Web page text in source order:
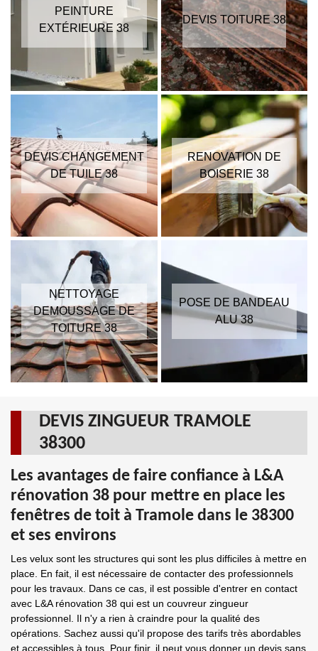
PEINTURE
EXTÉRIEURE 38
DEVIS TOITURE 38
DEVIS CHANGEMENT
DE TUILE 38
RENOVATION DE
BOISERIE 38
NETTOYAGE
DEMOUSSAGE DE
TOITURE 38
POSE DE BANDEAU
ALU 38
DEVIS ZINGUEUR TRAMOLE
38300
Les avantages de faire confiance à L&A
rénovation 38 pour mettre en place les
fenêtres de toit à Tramole dans le 38300
et ses environs
Les velux sont les structures qui sont les plus difficiles à mettre en
place. En fait, il est nécessaire de contacter des professionnels
pour les travaux. Dans ce cas, il est possible d'entrer en contact
avec L&A rénovation 38 qui est un couvreur zingueur
professionnel. Il n'y a rien à craindre pour la qualité des
opérations. Sachez aussi qu'il propose des tarifs très abordables
et accessibles à tous. Pour finir, il peut vous donner un devis sans